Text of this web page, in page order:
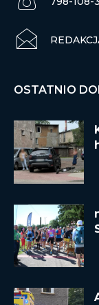
OSTATNIO